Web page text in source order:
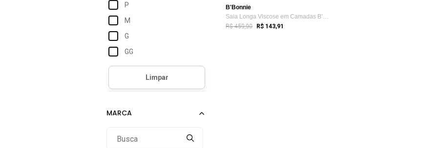
P
M
G
GG
B'Bonnie
Saia Longa Viscose em Camadas B’Bonnie L...
R$ 459,90 R$ 143,91